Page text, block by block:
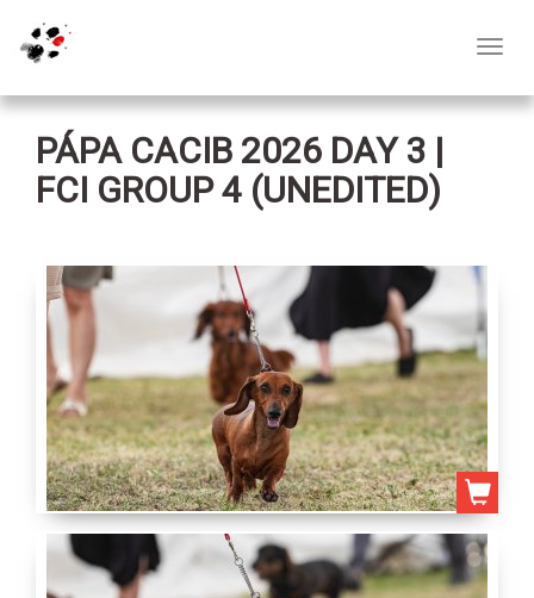
PÁPA CACIB 2026 DAY 3 |
FCI GROUP 4 (UNEDITED)